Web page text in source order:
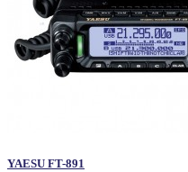
YAESU FT-891